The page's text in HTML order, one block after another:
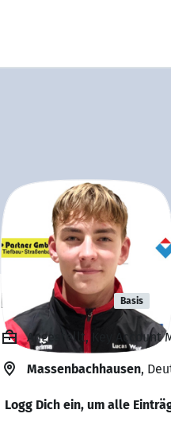
Lucas Wolf Basis
Angestellt, Key Account
Massenbachhausen,
Logg Dich ein, um alle